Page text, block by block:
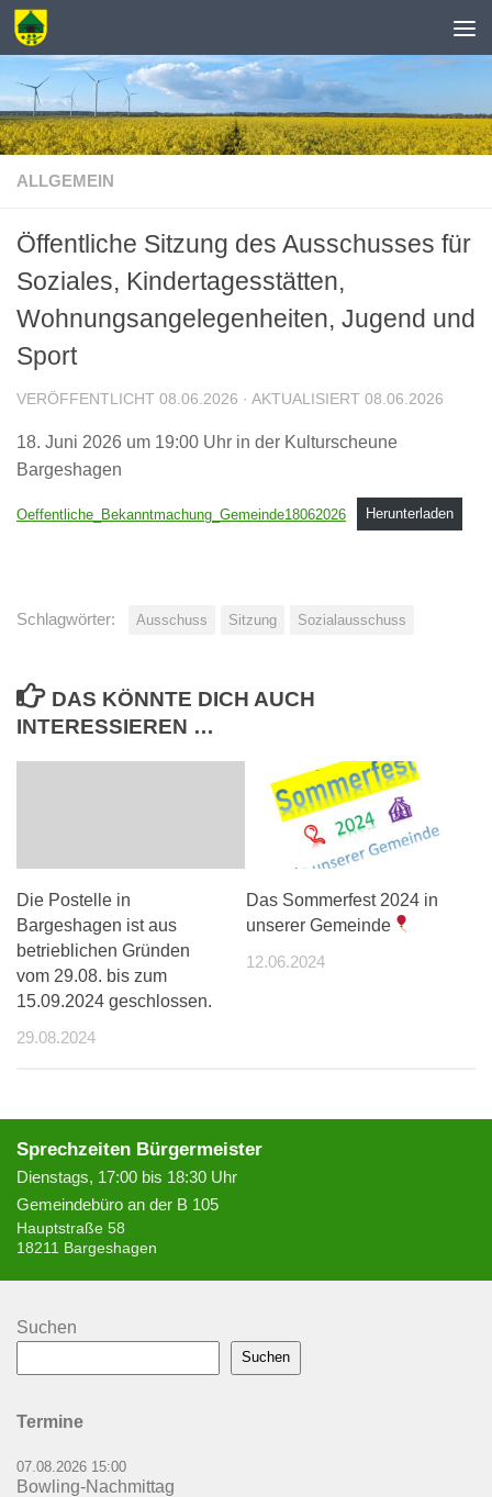
Zum Inhalt springen
ALLGEMEIN
Öffentliche Sitzung des Ausschusses für
Soziales, Kindertagesstätten,
Wohnungsangelegenheiten, Jugend und
Sport
VERÖFFENTLICHT 08.06.2026 · AKTUALISIERT 08.06.2026
18. Juni 2026 um 19:00 Uhr in der Kulturscheune
Bargeshagen
Oeffentliche_Bekanntmachung_Gemeinde18062026 Herunterladen
Schlagwörter: Ausschuss Sitzung Sozialausschuss
DAS KÖNNTE DICH AUCH
INTERESSIEREN …
Die Postelle in
Bargeshagen ist aus
betrieblichen Gründen
vom 29.08. bis zum
15.09.2024 geschlossen.
29.08.2024
Das Sommerfest 2024 in
unserer Gemeinde
12.06.2024
Sprechzeiten Bürgermeister
Dienstags, 17:00 bis 18:30 Uhr
Gemeindebüro an der B 105
Hauptstraße 58
18211 Bargeshagen
Suchen
Suchen
Termine
07.08.2026 15:00
Bowling-Nachmittag